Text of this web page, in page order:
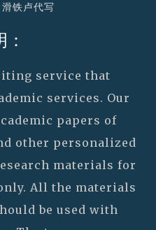
滑铁卢代写
service that
services. Our
papers of
other personalized
materials for
All the materials
be used with